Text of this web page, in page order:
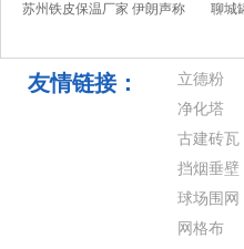
苏州铁皮保温厂家 伊朗声称
和美国幕
聊城
友情链接： 立德粉
净化塔
古建砖瓦
挡烟垂壁
球场围网
网格布